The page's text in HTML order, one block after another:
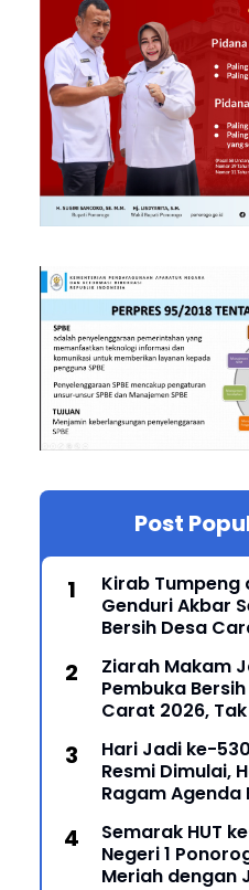
Post
Kirab Tumpeng
Genduri Akbar
Bersih Desa
Ziarah Makam
Pembuka
Carat 2026,
Hari Jadi ke-
Resmi Dimulai,
Ragam Agenda
Semarak HUT
Negeri 1
Meriah dengan